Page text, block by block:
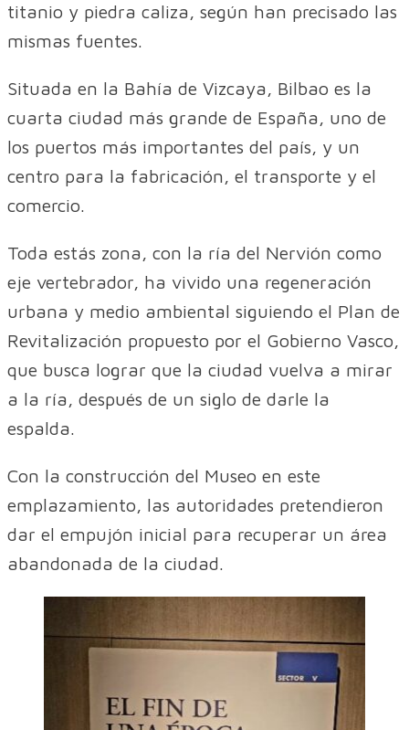
titanio y piedra caliza, según han precisado las
mismas fuentes.
Situada en la Bahía de Vizcaya, Bilbao es la
cuarta ciudad más grande de España, uno de
los puertos más importantes del país, y un
centro para la fabricación, el transporte y el
comercio.
Toda estás zona, con la ría del Nervión como
eje vertebrador, ha vivido una regeneración
urbana y medio ambiental siguiendo el Plan de
Revitalización propuesto por el Gobierno Vasco,
que busca lograr que la ciudad vuelva a mirar
a la ría, después de un siglo de darle la
espalda.
Con la construcción del Museo en este
emplazamiento, las autoridades pretendieron
dar el empujón inicial para recuperar un área
abandonada de la ciudad.